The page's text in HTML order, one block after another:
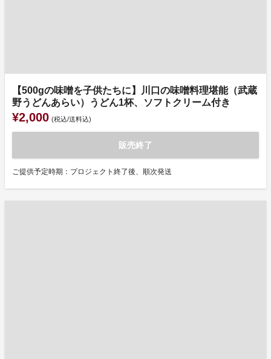
【500gの味噌を子供たちに】川口の味噌料理堪能（武蔵
野うどんあらい）うどん1杯、ソフトクリーム付き
¥2,000 (税込/送料込)
販売終了
ご提供予定時期：プロジェクト終了後、順次発送